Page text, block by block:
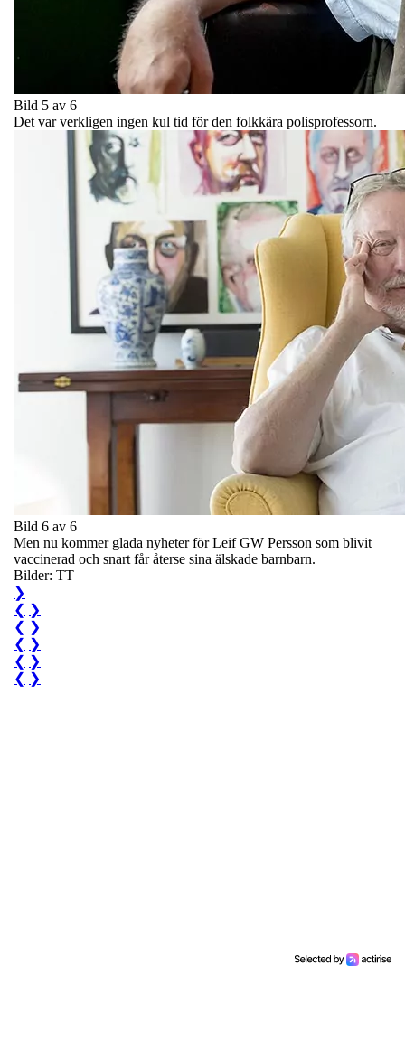
Bild 5 av 6
Det var verkligen ingen kul tid för den folkkära polisprofessorn.
Bild 6 av 6
Men nu kommer glada nyheter för Leif GW Persson som blivit
vaccinerad och snart får återse sina älskade barnbarn.
Bilder: TT
❯
❮ ❯
❮ ❯
❮ ❯
❮ ❯
❮ ❯